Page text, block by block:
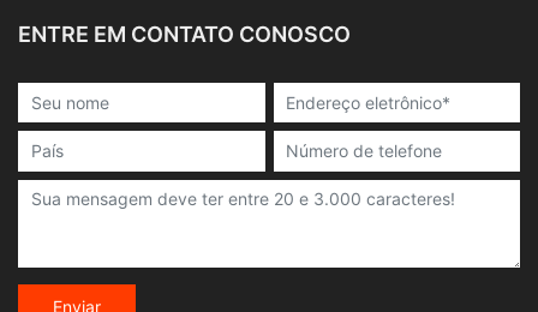
ENTRE EM CONTATO CONOSCO
Enviar